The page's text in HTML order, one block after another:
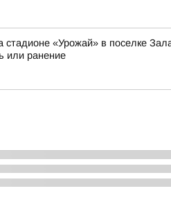
стадионе «Урожай» в поселке
или ранение